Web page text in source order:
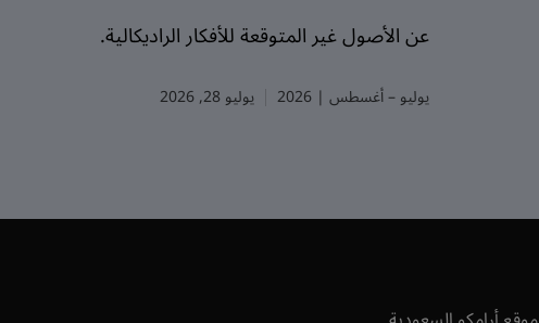
عن الأصول غير المتوقعة للأفكار الراديكالية.
يوليو – أغسطس | 2026 يوليو 28, 2026